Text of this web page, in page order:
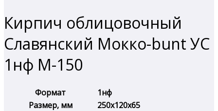
Кирпич облицовочный
Славянский Мокко-bunt УС
1нф М-150
Формат
1нф
Размер, мм
250х120х65